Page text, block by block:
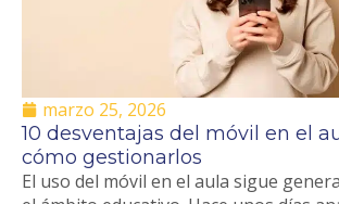
marzo 25, 2026
10 desventajas del móvil en el
cómo gestionarlos
El uso del móvil en el aula sigue